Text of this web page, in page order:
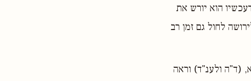
הוא יורש את
לחול גם זמן רב
(ד"ה ולענ"ד) וראה